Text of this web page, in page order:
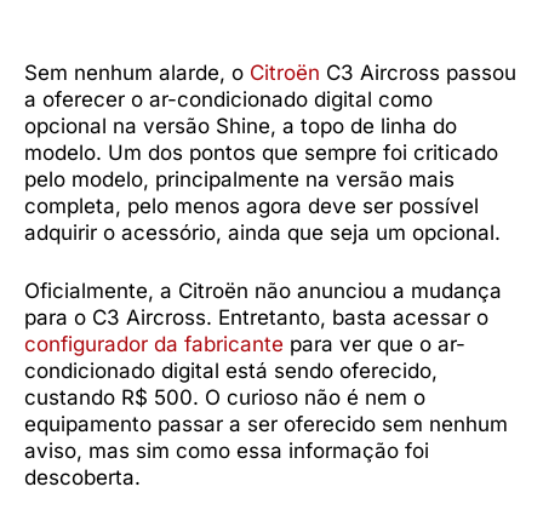
Sem nenhum alarde, o Citroën C3 Aircross passou
a oferecer o ar-condicionado digital como
opcional na versão Shine, a topo de linha do
modelo. Um dos pontos que sempre foi criticado
pelo modelo, principalmente na versão mais
completa, pelo menos agora deve ser possível
adquirir o acessório, ainda que seja um opcional.
Oficialmente, a Citroën não anunciou a mudança
para o C3 Aircross. Entretanto, basta acessar o
configurador da fabricante para ver que o ar-
condicionado digital está sendo oferecido,
custando R$ 500. O curioso não é nem o
equipamento passar a ser oferecido sem nenhum
aviso, mas sim como essa informação foi
descoberta.